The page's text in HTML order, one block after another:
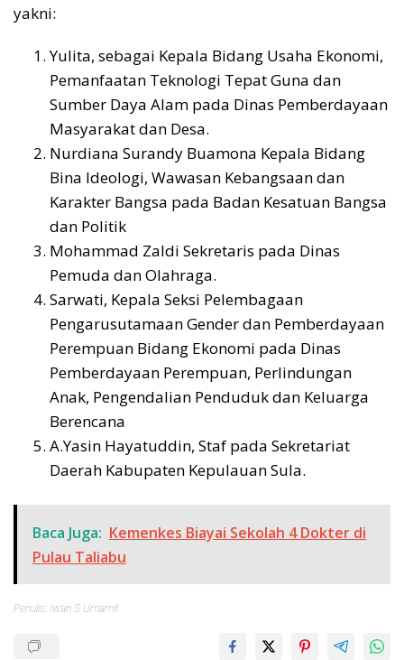
yakni:
Yulita, sebagai Kepala Bidang Usaha Ekonomi,
Pemanfaatan Teknologi Tepat Guna dan
Sumber Daya Alam pada Dinas Pemberdayaan
Masyarakat dan Desa.
Nurdiana Surandy Buamona Kepala Bidang
Bina Ideologi, Wawasan Kebangsaan dan
Karakter Bangsa pada Badan Kesatuan Bangsa
dan Politik
Mohammad Zaldi Sekretaris pada Dinas
Pemuda dan Olahraga.
Sarwati, Kepala Seksi Pelembagaan
Pengarusutamaan Gender dan Pemberdayaan
Perempuan Bidang Ekonomi pada Dinas
Pemberdayaan Perempuan, Perlindungan
Anak, Pengendalian Penduduk dan Keluarga
Berencana
A.Yasin Hayatuddin, Staf pada Sekretariat
Daerah Kabupaten Kepulauan Sula.
Baca Juga: Kemenkes Biayai Sekolah 4 Dokter di
Pulau Taliabu
Penulis: Iwan S Umamit